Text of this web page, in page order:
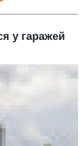
у гаражей